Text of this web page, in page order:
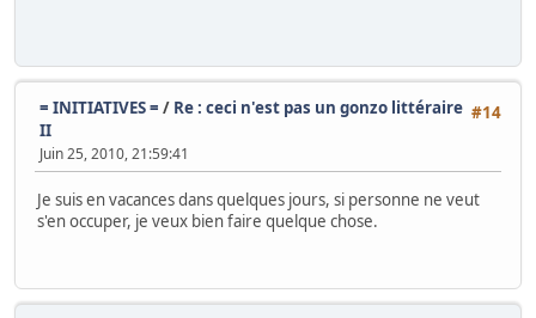
#14
= INITIATIVES = / Re : ceci n'est pas un gonzo littéraire
II
Juin 25, 2010, 21:59:41
Je suis en vacances dans quelques jours, si personne ne veut
s'en occuper, je veux bien faire quelque chose.